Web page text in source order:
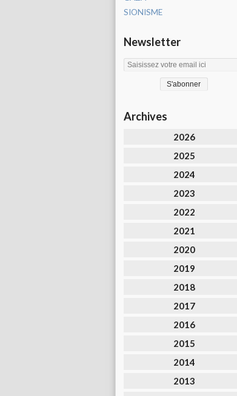
SIONISME
Newsletter
Archives
2026
2025
2024
2023
2022
2021
2020
2019
2018
2017
2016
2015
2014
2013